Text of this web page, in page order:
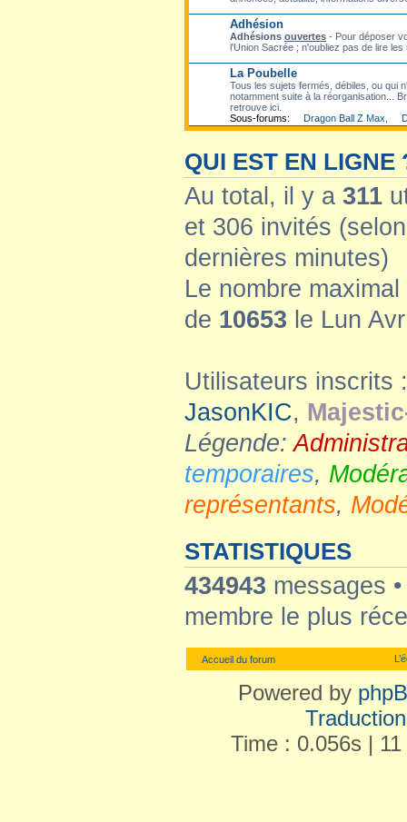
Adhésion
Adhésions ouvertes - Pour déposer
l'Union Sacrée ; n'oubliez pas de lire
La Poubelle
Tous les sujets fermés, débiles, ou qui
notamment suite à la réorganisation...
retrouve ici.
Sous-forums:
Dragon Ball Z Max
QUI EST EN LIGNE
Au total, il y a 311
et 306 invités
dernières minutes)
Le nombre
de 10653 le Lun
Utilisateurs inscrits
JasonKIC,
Légende:
temporaires,
représentants,
STATISTIQUES
434943 messages
membre le plus
Accueil du forum
Powered by
Time : 0.056s |